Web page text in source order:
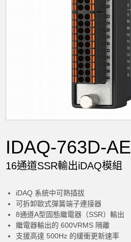
IDAQ-763D-AE
16通道SSR輸出iDAQ模組
iDAQ 系統中可熱插拔
可拆卸歐式彈簧端子連接器
8通道A型固態繼電器（SSR）輸出
繼電器輸出的 600VRMS 隔離
支援高達 500Hz 的緩衝更新速率